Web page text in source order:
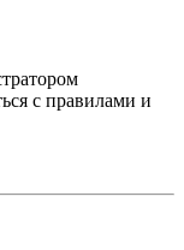
с правилами и